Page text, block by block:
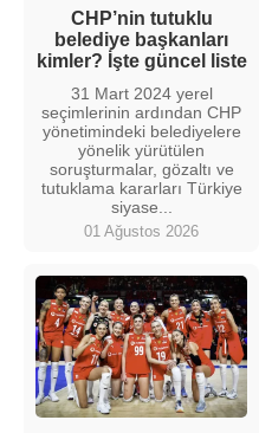
CHP’nin tutuklu
belediye başkanları
kimler? İşte güncel liste
31 Mart 2024 yerel
seçimlerinin ardından CHP
yönetimindeki belediyelere
yönelik yürütülen
soruşturmalar, gözaltı ve
tutuklama kararları Türkiye
siyase...
01 Ağustos 2026